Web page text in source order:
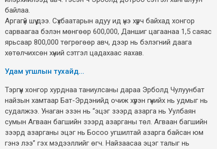
байлаа.
Аргагүй шүү дээ. Сүхбаатарын адуу ид үнэ хүрч байхад хонгор
сарваагаа бэлэн мөнгөөр 600,000, Даншиг цагаанаа 1,5 саяас
ярьсаар 800,000 төгрөгөөр авч, дээр нь бэлэгний даага
хөтөлчихсөн хүний сэтгэл цадахаас яахав.
Удам угшлын тухайд...
Тэргүүн хонгор хурднаа таниулсаны дараа Эрболд Чулуунбат
найзын хамтаар Бат-Эрдэнийд очиж хүрэн гүүнийх нь удмыг нь
судалжээ. Унаган эзэн нь “эцэг зээрд азарга нь Уулбаян
сумын Агваан багшийн зээрд азарганы төл. Агваан багшийн
зээрд азарганы эцэг нь Босоо угшилтай азарга байсан юм
гэнэ лээ” гэх мэдээллийг өгч. Найзаасаа эцэг талыг нь